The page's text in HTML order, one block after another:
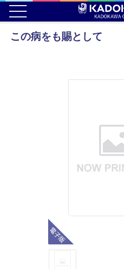
この病をも賜として